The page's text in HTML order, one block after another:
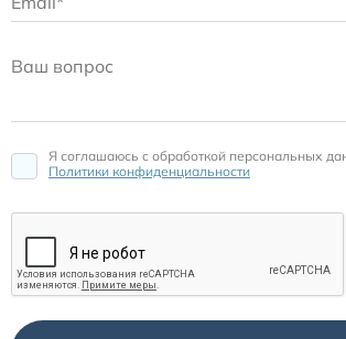
Я соглашаюсь c обработкой персональных
Политики конфиденциальности